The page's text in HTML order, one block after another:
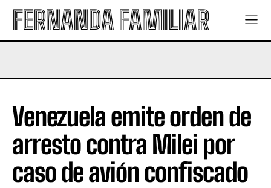
FERNANDA FAMILIAR
Venezuela emite orden de
arresto contra Milei por
caso de avión confiscado